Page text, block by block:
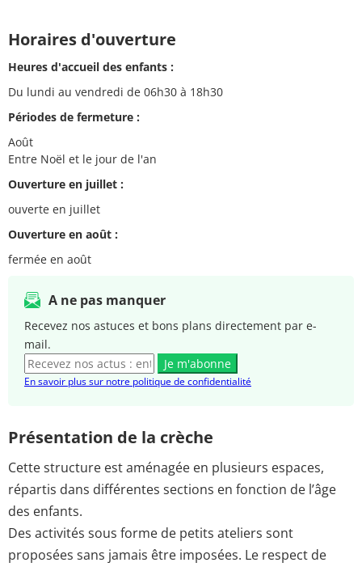
Horaires d'ouverture
Heures d'accueil des enfants :
Du lundi au vendredi de 06h30 à 18h30
Périodes de fermeture :
Août
Entre Noël et le jour de l'an
Ouverture en juillet :
ouverte en juillet
Ouverture en août :
fermée en août
A ne pas manquer
Recevez nos astuces et bons plans directement par e-
mail.
Je m'abonne
En savoir plus sur notre politique de confidentialité
Présentation de la crèche
Cette structure est aménagée en plusieurs espaces,
répartis dans différentes sections en fonction de l’âge
des enfants.
Des activités sous forme de petits ateliers sont
proposées sans jamais être imposées. Le respect de